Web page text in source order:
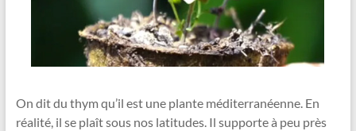
On dit du thym qu’il est une plante méditerranéenne. En
réalité, il se plaît sous nos latitudes. Il supporte à peu près